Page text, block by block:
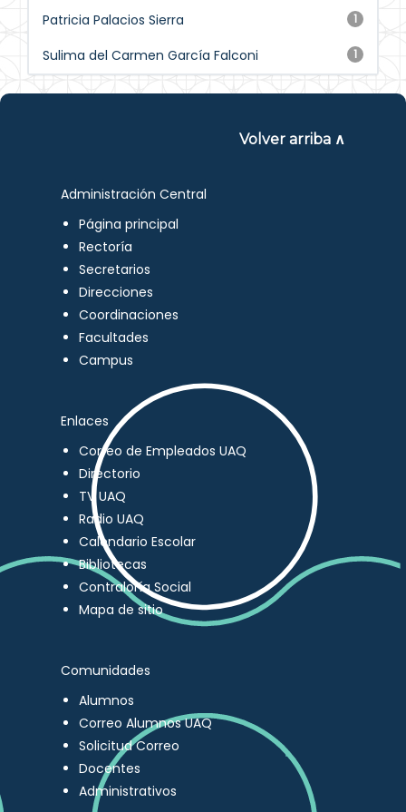
1
Patricia Palacios Sierra
1
Sulima del Carmen García Falconi
Volver arriba ∧
Administración Central
Página principal
Rectoría
Secretarios
Direcciones
Coordinaciones
Facultades
Campus
Enlaces
Correo de Empleados UAQ
Directorio
TV UAQ
Radio UAQ
Calendario Escolar
Bibliotecas
Contraloría Social
Mapa de sitio
Comunidades
Alumnos
Correo Alumnos UAQ
Solicitud Correo
Docentes
Administrativos